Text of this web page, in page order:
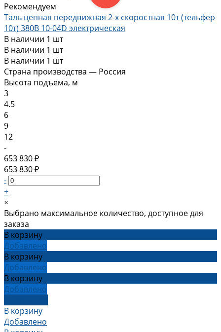
Рекомендуем
Таль цепная передвижная 2-х скоростная 10т (тельфер
10т) 380В 10-04D электрическая
В наличии 1 шт
В наличии 1 шт
В наличии 1 шт
Страна производства — Россия
Высота подъема, м
3
4.5
6
9
12
-
653 830 ₽
653 830 ₽
-
+
×
Выбрано максимальное количество, доступное для
заказа
В корзину
Добавлено
В корзину
Добавлено
В корзину
Добавлено
В корзину
Добавлено